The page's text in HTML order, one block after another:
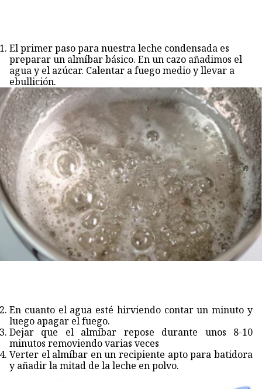
El primer paso para nuestra leche condensada es
preparar un almíbar básico. En un cazo añadimos el
agua y el azúcar. Calentar a fuego medio y llevar a
ebullición.
En cuanto el agua esté hirviendo contar un minuto y
luego apagar el fuego.
Dejar que el almíbar repose durante unos 8-10
minutos removiendo varias veces
Verter el almíbar en un recipiente apto para batidora
y añadir la mitad de la leche en polvo.